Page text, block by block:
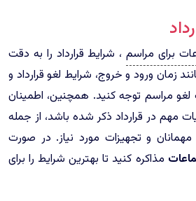
برای مراسم ، شرایط قرارداد را به دقت
زمان ورود و خروج، شرایط لغو قرارداد و
مراسم توجه کنید. همچنین، اطمینان
مهم در قرارداد ذکر شده باشد، از جمله
مهمانان و تجهیزات مورد نیاز. در صورت
مذاکره کنید تا بهترین شرایط را برای